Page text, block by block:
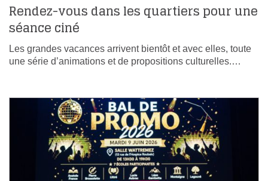
Rendez-vous dans les quartiers pour une
séance ciné
Les grandes vacances arrivent bientôt et avec elles, toute
une série d’animations et de propositions culturelles.…